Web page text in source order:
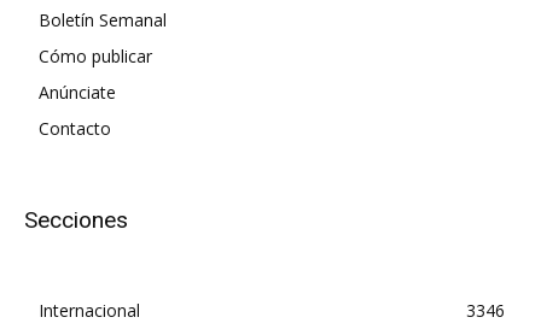
Boletín Semanal
Cómo publicar
Anúnciate
Contacto
Secciones
Internacional
3346